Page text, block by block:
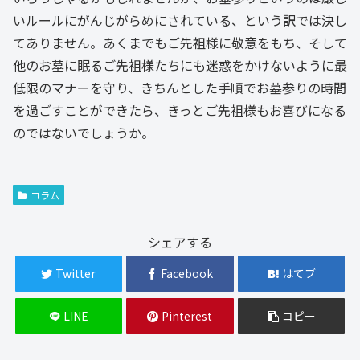
いルールにがんじがらめにされている、という訳では決し
てありません。あくまでもご先祖様に敬意をもち、そして
他のお墓に眠るご先祖様たちにも迷惑をかけないように最
低限のマナーを守り、きちんとした手順でお墓参りの時間
を過ごすことができたら、きっとご先祖様もお喜びになる
のではないでしょうか。
コラム
シェアする
Twitter Facebook はてブ
LINE Pinterest コピー